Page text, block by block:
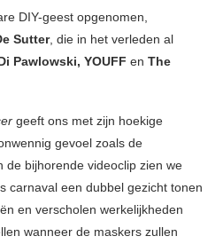
DIY-geest opgenomen,
Sutter, die in het verleden al
Pawlowski, YOUFF en The
geeft ons met zijn hoekige
gevoel zoals de
de bijhorende videoclip zien we
carnaval een dubbel gezicht tonen
en verscholen werkelijkheden
wanneer de maskers zullen